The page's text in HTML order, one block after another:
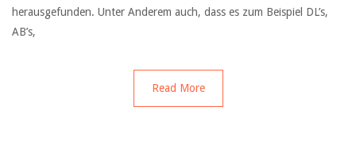
herausgefunden. Unter Anderem auch, dass es zum Beispiel DL’s,
AB’s,
Read More